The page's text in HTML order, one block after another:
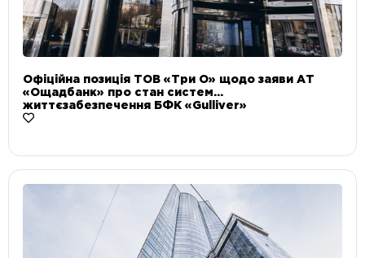
Офіційна позиція ТОВ «Три О» щодо заяви АТ
«Ощадбанк» про стан систем
життєзабезпечення БФК «Gulliver»